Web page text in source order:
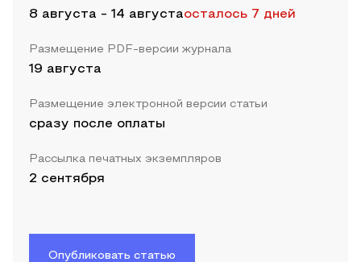
8 августа - 14 августаосталось 7 дней
Размещение PDF-версии журнала
19 августа
Размещение электронной версии статьи
сразу после оплаты
Рассылка печатных экземпляров
2 сентября
Опубликовать статью